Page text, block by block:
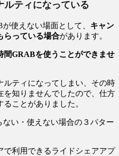
ルティになっている
使えない場面として、 キャン
らっている場合があります。
間GRABを使うことができませ
ルティになってしまい、その時
を知りませんでしたので、仕方
ことがありました。
い・使えない場合の３パター
で利用できるライドシェアアプ